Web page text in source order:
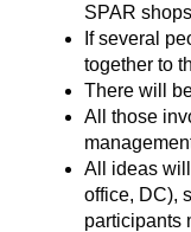
SPAR
If several
together to
There will
All those
All ideas
office, DC),
participants